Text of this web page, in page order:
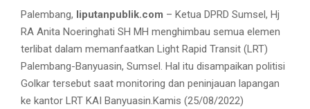
Palembang, liputanpublik.com – Ketua DPRD Sumsel, Hj
RA Anita Noeringhati SH MH menghimbau semua elemen
terlibat dalam memanfaatkan Light Rapid Transit (LRT)
Palembang-Banyuasin, Sumsel. Hal itu disampaikan politisi
Golkar tersebut saat monitoring dan peninjauan lapangan
ke kantor LRT KAI Banyuasin.Kamis (25/08/2022)